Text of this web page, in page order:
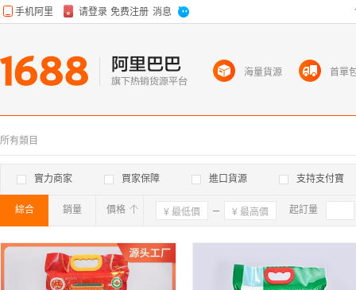
所有類目
實力商家 買家保障 進口貨源 支持支付寶
綜合 銷量 價格 確定 起訂量
海量貨源 首單